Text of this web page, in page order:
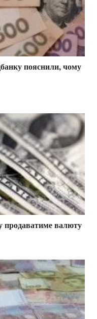
пояснили, чому
продаватиме валюту